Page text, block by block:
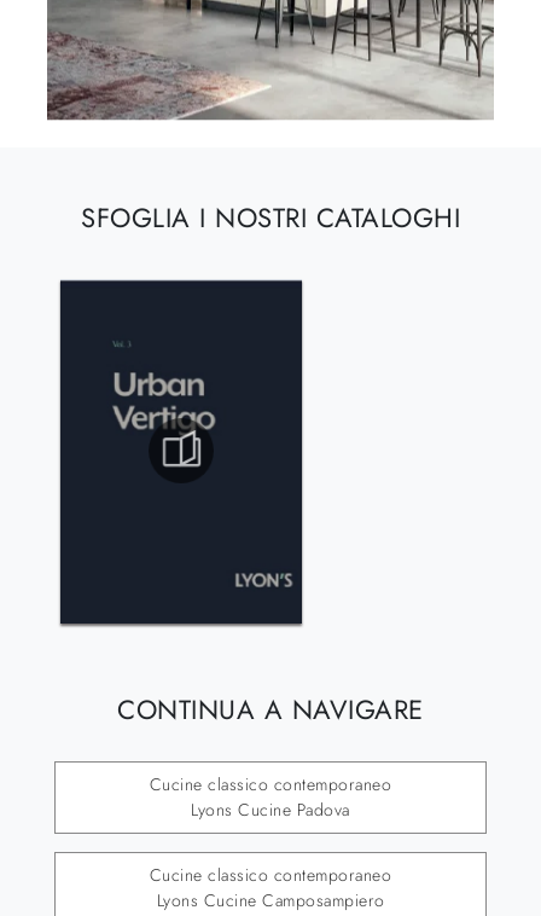
SFOGLIA I NOSTRI CATALOGHI
CONTINUA A NAVIGARE
Cucine classico contemporaneo
Lyons Cucine Padova
Cucine classico contemporaneo
Lyons Cucine Camposampiero